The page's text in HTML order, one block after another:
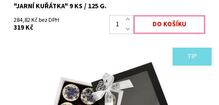
"JARNÍ KUŘÁTKA" 9 KS / 125 G.
284,82 Kč bez DPH
319 Kč
TIP